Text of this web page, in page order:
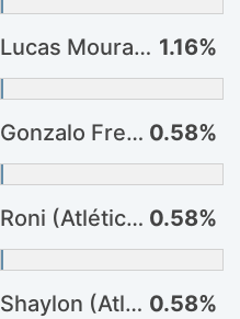
Lucas Moura (São Paulo) 1.16%
Gonzalo Freitas (Atlético-GO) ? 0.58%
Roni (Atlético-GO) 0.58%
Shaylon (Atlético-GO) 0.58%